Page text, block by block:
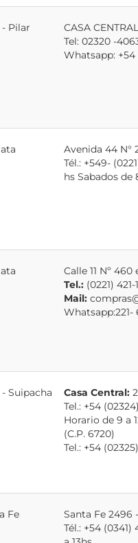
Pilar
CASA
Tel: 02320 -
Whatsapp: +54
Avenida 44 N°
Tél.: +549-
hs Sabados de
Calle 11 Nº
Tel.: (0221)
Mail:
Whatsapp:221-
Suipacha Casa Central:
Tel.: +54
Horario de 9 a
(C.P. 6720)
Tel.: +54
Fe
Santa Fe 2496
Tél.: +54